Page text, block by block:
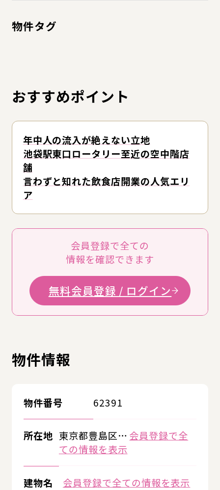
物件タグ
おすすめポイント
年中人の流入が絶えない立地
池袋駅東口ロータリー至近の空中階店
舗
言わずと知れた飲食店開業の人気エリ
ア
会員登録で全ての
情報を確認できます
無料会員登録 / ログイン
物件情報
物件番号 62391
所在地 東京都豊島区… 会員登録で全
ての情報を表示
建物名 会員登録で全ての情報を表示